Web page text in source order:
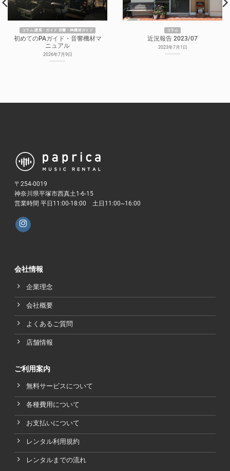
コラム 講座・ガイド 音響・PA機材ガイド
初めてのPAガイド・音響機材マ
ニュアル
2026年7月9日
コラム
近況報告 2023/07
2023年7月1日
〒254-0019
神奈川県平塚市西真土1-6-15
営業時間 平日11:00-18:00 土日11:00~16:00
会社情報
企業理念
会社概要
よくあるご質問
店舗情報
ご利用案内
無料サービスについて
各種費用について
お支払いについて
レンタル利用規約
レンタルまでの流れ